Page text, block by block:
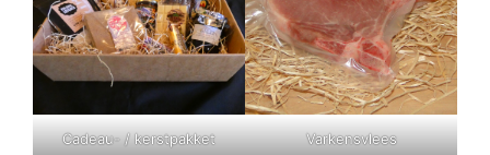
Cadeau- / kerstpakket Varkensvlees